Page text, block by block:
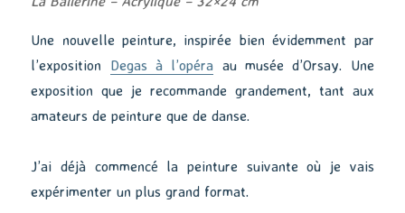
Une nouvelle peinture, inspirée bien évidemment par
l’exposition Degas à l’opéra au musée d’Orsay. Une
exposition que je recommande grandement, tant aux
amateurs de peinture que de danse.
J’ai déjà commencé la peinture suivante où je vais
expérimenter un plus grand format.